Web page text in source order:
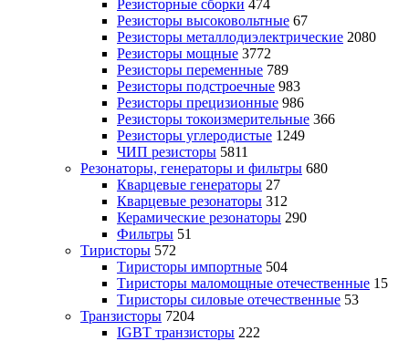
Резисторные сборки 474
Резисторы высоковольтные 67
Резисторы металлодиэлектрические 2080
Резисторы мощные 3772
Резисторы переменные 789
Резисторы подстроечные 983
Резисторы прецизионные 986
Резисторы токоизмерительные 366
Резисторы углеродистые 1249
ЧИП резисторы 5811
Резонаторы, генераторы и фильтры 680
Кварцевые генераторы 27
Кварцевые резонаторы 312
Керамические резонаторы 290
Фильтры 51
Тиристоры 572
Тиристоры импортные 504
Тиристоры маломощные отечественные 15
Тиристоры силовые отечественные 53
Транзисторы 7204
IGBT транзисторы 222